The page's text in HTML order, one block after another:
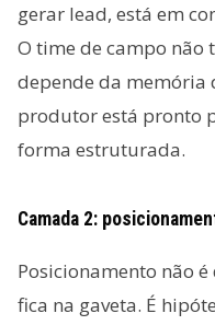
gerar lead, está em
O time de campo não
depende da memória
produtor está pronto
forma estruturada.
Camada 2:
Posicionamento não
fica na gaveta. É